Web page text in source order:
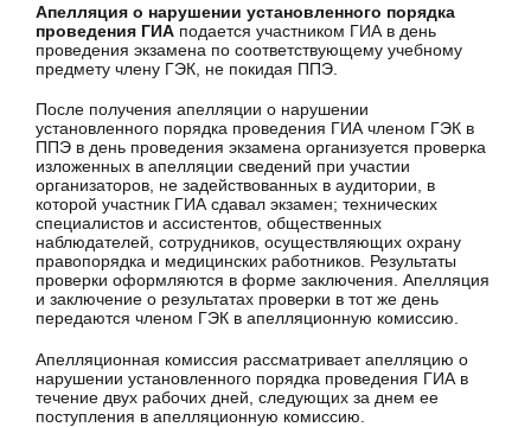
Апелляция о нарушении установленного порядка
проведения ГИА подается участником ГИА в день
проведения экзамена по соответствующему учебному
предмету члену ГЭК, не покидая ППЭ.
После получения апелляции о нарушении
установленного порядка проведения ГИА членом ГЭК в
ППЭ в день проведения экзамена организуется проверка
изложенных в апелляции сведений при участии
организаторов, не задействованных в аудитории, в
которой участник ГИА сдавал экзамен; технических
специалистов и ассистентов, общественных
наблюдателей, сотрудников, осуществляющих охрану
правопорядка и медицинских работников. Результаты
проверки оформляются в форме заключения. Апелляция
и заключение о результатах проверки в тот же день
передаются членом ГЭК в апелляционную комиссию.
Апелляционная комиссия рассматривает апелляцию о
нарушении установленного порядка проведения ГИА в
течение двух рабочих дней, следующих за днем ее
поступления в апелляционную комиссию.